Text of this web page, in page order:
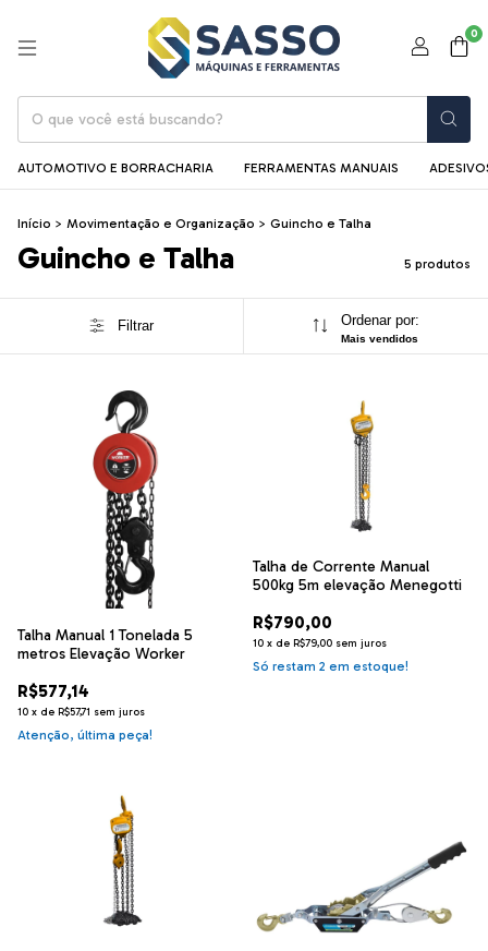
0
AUTOMOTIVO E BORRACHARIA FERRAMENTAS MANUAIS
Início > Movimentação e Organização > Guincho e Talha
Guincho e Talha 5 produtos
Filtrar Ordenar por:
Mais vendidos
Talha Manual 1 Tonelada 5
metros Elevação Worker
R$577,14
10 x de R$57,71 sem juros
Atenção, última peça!
Talha de Corrente Manual
500kg 5m elevação Menegotti
R$790,00
10 x de R$79,00 sem juros
Só restam 2 em estoque!